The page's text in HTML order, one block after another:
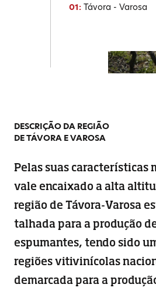
01: Távora - Varosa
DESCRIÇÃO DA REGIÃO
DE TÁVORA E VAROSA
Pelas suas características
vale encaixado a alta
região de Távora-Varosa
talhada para a produção
espumantes, tendo sido
regiões vitivinícolas
demarcada para a